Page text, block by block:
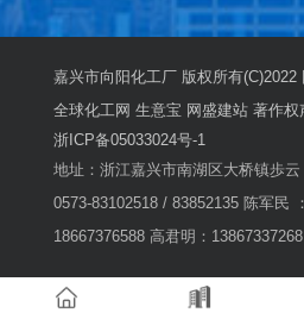
嘉兴市向阳化工厂版权所有(C)2022
全球化工网 生意宝 网盛建站 著作权
浙ICP备05033024号-1
地址：浙江嘉兴市南湖区大桥镇歩云
0573-83102518 / 83852135 陈军民
18667376588 高君明：13867337268